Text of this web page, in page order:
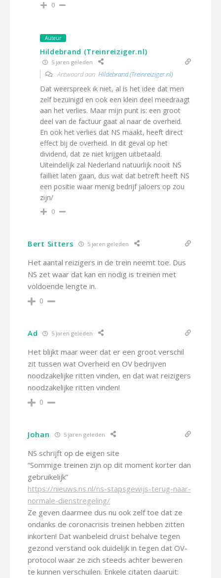
0
Auteur
Hildebrand (Treinreiziger.nl)
5 jaren geleden
Antwoord aan Hildebrand (Treinreiziger.nl)
Dat weerspreek ik niet, al is het idee dat men
zelf bezuinigd en ook een klein deel meedraagt
aan het verlies. Maar mijn punt is: een groot
deel van de factuur gaat al naar de overheid.
En ook het verlies dat NS maakt, heeft direct
effect bij de overheid. In dit geval op het
dividend, dat ze niet krijgen uitbetaald.
Uiteindelijk zal Nederland natuurlijk nooit NS
failliet laten gaan, dus wat dat betreft heeft NS
een positie waar menig bedrijf jaloers op zou
zijn/
0
Bert Sitters 5 jaren geleden
Het aantal reizigers in de trein neemt toe. Dus
NS zet waar dat kan en nodig is treinen met
voldoende lengte in.
0
Ad 5 jaren geleden
Het blijkt maar weer dat er een groot verschil
zit tussen wat Overheid en OV bedrijven
noodzakelijke ritten vinden, en dat wat reizigers
noodzakelijke ritten vinden!
0
Johan 5 jaren geleden
NS schrijft op de eigen site
“Sommige treinen zijn op dit moment korter dan
gebruikelijk”
https://nieuws.ns.nl/ns-stapsgewijs-terug-naar-
normale-dienstregeling/
Ze geven daarmee dus nu ook zelf toe dat ze
ondanks de coronacrisis treinen hebben zitten
inkorten! Dat wanbeleid druist behalve tegen
gezond verstand ook duidelijk in tegen dat OV-
protocol waar ze zich steeds achter beweren
te kunnen verschuilen. Enkele citaten daaruit: